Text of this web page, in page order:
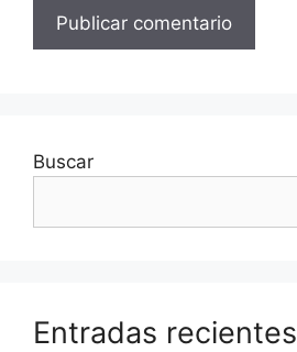
Buscar
Entradas recientes